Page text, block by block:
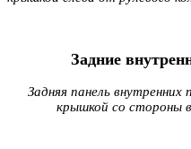
Задние
Задняя панель внутренних
крышкой со стороны